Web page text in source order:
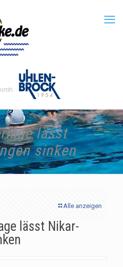
lässt
sinken
Alle anzeigen
lässt Nikar-